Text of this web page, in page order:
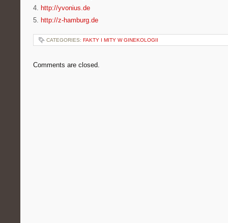
4. http://yvonius.de
5. http://z-hamburg.de
CATEGORIES: FAKTY I MITY W GINEKOLOGII
Comments are closed.